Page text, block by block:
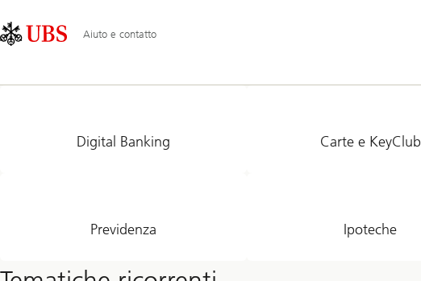
Area
principale
Aiuto e contatto
Digital Banking Carte e KeyClub
Previdenza Ipoteche